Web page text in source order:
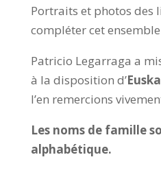
Portraits et photos des
compléter cet
Patricio Legarraga a
à la disposition d’
l’en remercions
Les noms de famille
alphabétique.